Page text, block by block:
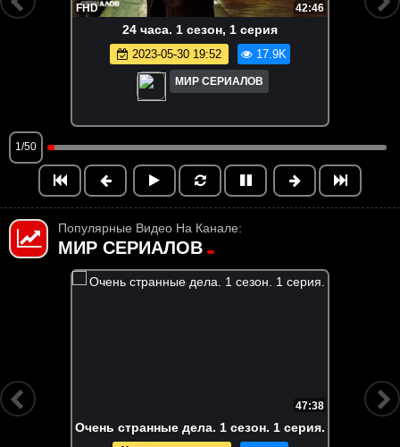
FHD 42:46
24 часа. 1 сезон, 1 серия
2023-05-30 19:52 17.9K
МИР СЕРИАЛОВ
1/50
Популярные Видео На Канале:
МИР СЕРИАЛОВ
6:55:58
Вне кампуса. Все серии